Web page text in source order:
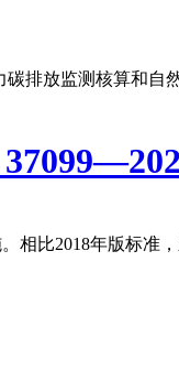
排放监测核算和自
相比2018年版标准